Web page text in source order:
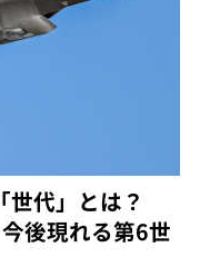
世代」とは？
後現れる第6世